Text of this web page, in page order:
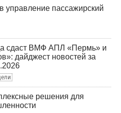
управление пассажирский
сдаст ВМФ АПЛ «Пермь» и
дайджест новостей за
решения для